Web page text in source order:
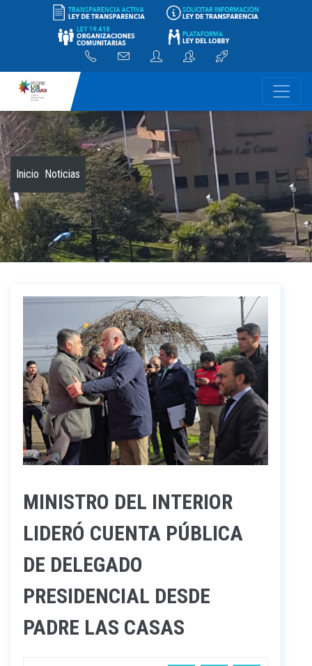
-
Inicio Noticias
MINISTRO DEL INTERIOR
LIDERÓ CUENTA PÚBLICA
DE DELEGADO
PRESIDENCIAL DESDE
PADRE LAS CASAS